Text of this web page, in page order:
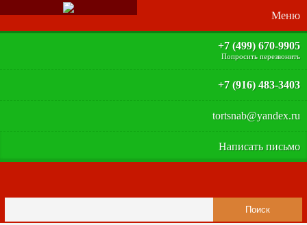
+7 (499) 670-9905
Попросить перезвонить
+7 (916) 483-3403
tortsnab@yandex.ru
Написать письмо